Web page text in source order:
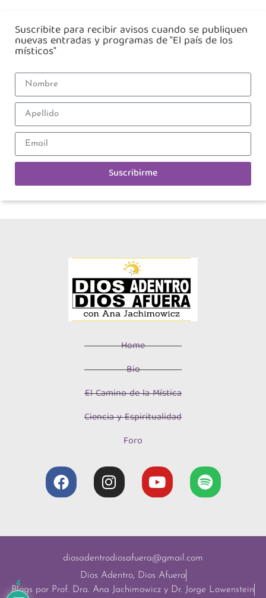
Suscribite para recibir avisos cuando se publiquen
nuevas entradas y programas de "El país de los
místicos"
Suscribirme
Home
Bio
El Camino de la Mística
Ciencia y Espiritualidad
Foro
diosadentrodiosafuera@gmail.com
Dios Adentro, Dios Afuera
Blogs por Prof. Dra. Ana Jachimowicz y Dr. Jorge Lowenstein
4